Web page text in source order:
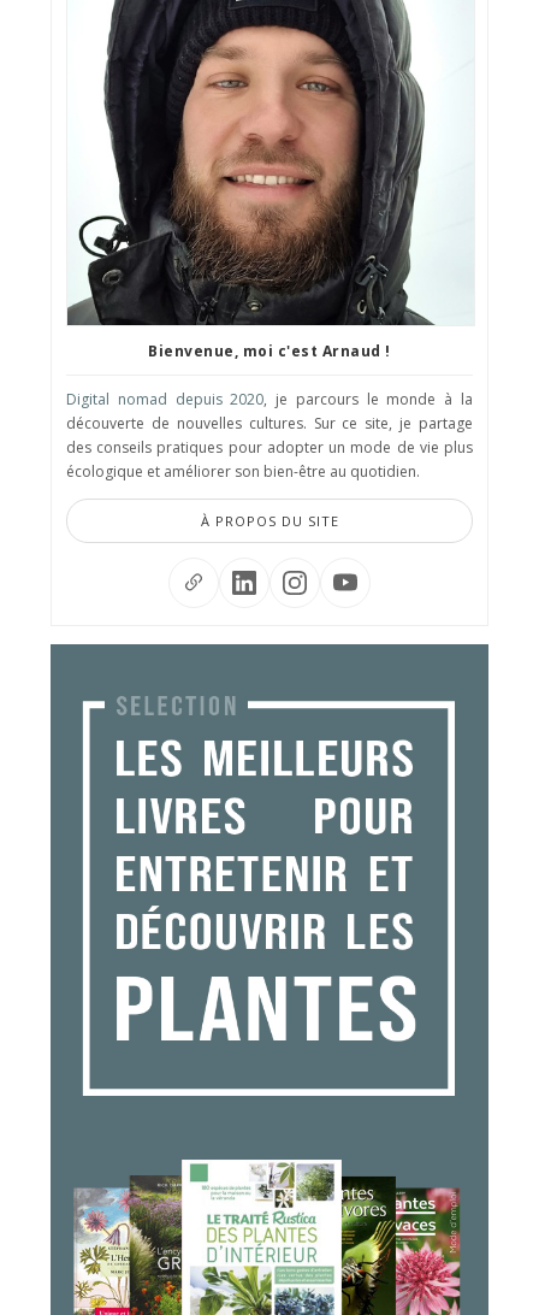
Bienvenue, moi c'est Arnaud !
Digital nomad depuis 2020, je parcours le monde à la
découverte de nouvelles cultures. Sur ce site, je partage
des conseils pratiques pour adopter un mode de vie plus
écologique et améliorer son bien-être au quotidien.
À PROPOS DU SITE